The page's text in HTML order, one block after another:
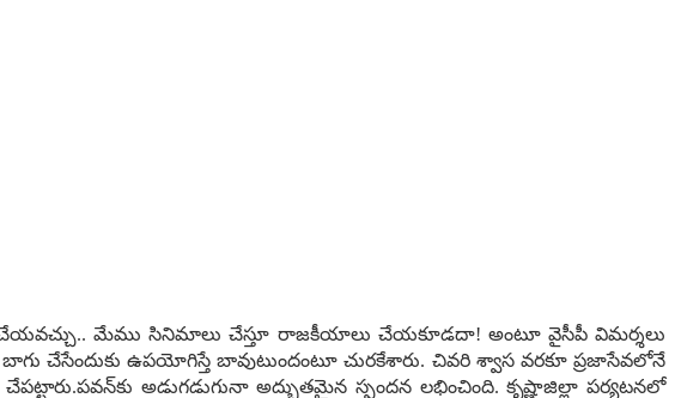
మేము సినిమాలు చేస్తూ రాజ‌కీయాలు చేయ‌కూడ‌దా! అంటూ వైసీపీ విమ‌ర్శ‌లు
చేసేందుకు ఉప‌యోగిస్తే బావుటుందంటూ చుర‌కేశారు. చివ‌రి శ్వాస వ‌ర‌కూ ప్ర‌జాసేవ‌లోనే
అడుగ‌డుగునా అద్భుత‌మైన స్పంద‌న ల‌భించింది. కృష్ణాజిల్లా పర్యటనలో